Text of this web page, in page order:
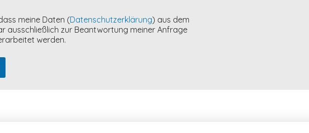
meine Daten (Datenschutzerklärung) aus dem
ausschließlich zur Beantwortung meiner Anfrage
werden.